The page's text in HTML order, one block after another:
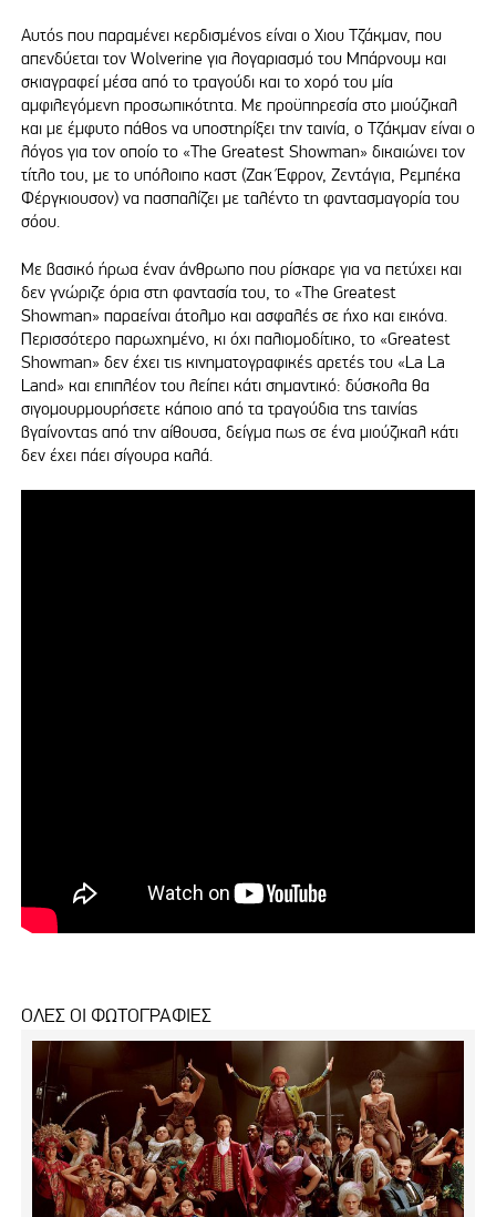
Αυτός που παραμένει κερδισμένος είναι ο Χιου Τζάκμαν, που
απενδύεται τον Wolverine για λογαριασμό του Μπάρνουμ και
σκιαγραφεί μέσα από το τραγούδι και το χορό του μία
αμφιλεγόμενη προσωπικότητα. Με προϋπηρεσία στο μιούζικαλ
και με έμφυτο πάθος να υποστηρίξει την ταινία, ο Τζάκμαν είναι ο
λόγος για τον οποίο το «The Greatest Showman» δικαιώνει τον
τίτλο του, με το υπόλοιπο καστ (Ζακ Έφρον, Ζεντάγια, Ρεμπέκα
Φέργκιουσον) να πασπαλίζει με ταλέντο τη φαντασμαγορία του
σόου.
Με βασικό ήρωα έναν άνθρωπο που ρίσκαρε για να πετύχει και
δεν γνώριζε όρια στη φαντασία του, το «The Greatest
Showman» παραείναι άτολμο και ασφαλές σε ήχο και εικόνα.
Περισσότερο παρωχημένο, κι όχι παλιομοδίτικο, το «Greatest
Showman» δεν έχει τις κινηματογραφικές αρετές του «La La
Land» και επιπλέον του λείπει κάτι σημαντικό: δύσκολα θα
σιγομουρμουρήσετε κάποιο από τα τραγούδια της ταινίας
βγαίνοντας από την αίθουσα, δείγμα πως σε ένα μιούζικαλ κάτι
δεν έχει πάει σίγουρα καλά.
ΟΛΕΣ ΟΙ ΦΩΤΟΓΡΑΦΙΕΣ